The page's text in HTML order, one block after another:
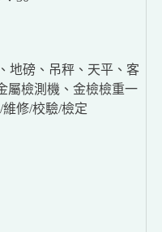
地磅、吊秤、天平、客
屬檢測機、金檢檢重一
修/校驗/檢定